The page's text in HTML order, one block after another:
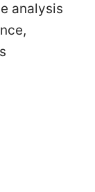
analysis